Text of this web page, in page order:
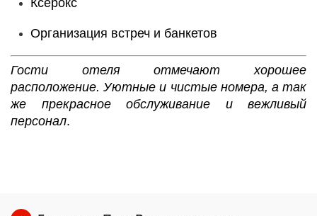
Ксерокс
Организация встреч и банкетов
Гости отеля отмечают хорошее
расположение. Уютные и чистые номера, а так
же прекрасное обслуживание и вежливый
персонал.